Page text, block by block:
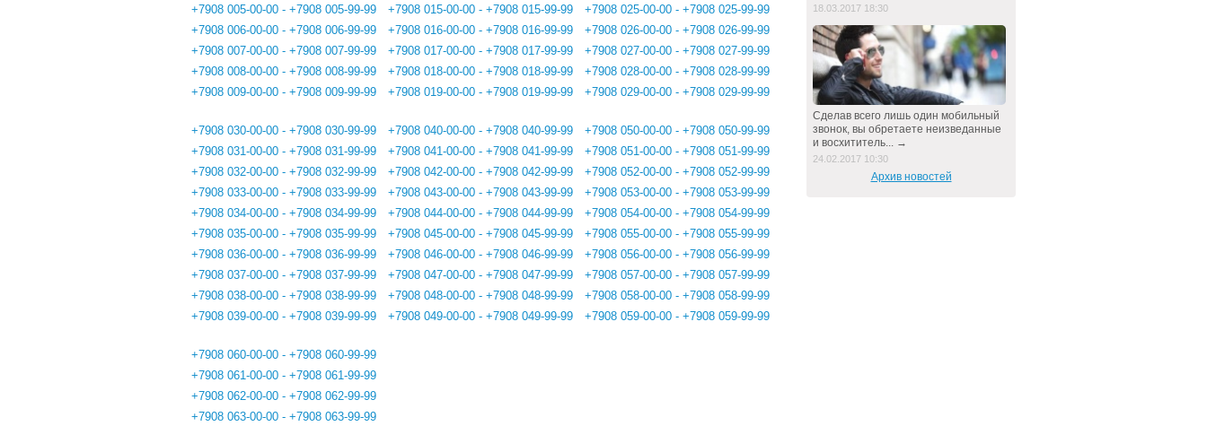
+7908 005-00-00 - +7908 005-99-99
+7908 006-00-00 - +7908 006-99-99
+7908 007-00-00 - +7908 007-99-99
+7908 008-00-00 - +7908 008-99-99
+7908 009-00-00 - +7908 009-99-99
+7908 015-00-00 - +7908 015-99-99
+7908 016-00-00 - +7908 016-99-99
+7908 017-00-00 - +7908 017-99-99
+7908 018-00-00 - +7908 018-99-99
+7908 019-00-00 - +7908 019-99-99
+7908 025-00-00 - +7908 025-99-99
+7908 026-00-00 - +7908 026-99-99
+7908 027-00-00 - +7908 027-99-99
+7908 028-00-00 - +7908 028-99-99
+7908 029-00-00 - +7908 029-99-99
+7908 030-00-00 - +7908 030-99-99
+7908 031-00-00 - +7908 031-99-99
+7908 032-00-00 - +7908 032-99-99
+7908 033-00-00 - +7908 033-99-99
+7908 034-00-00 - +7908 034-99-99
+7908 035-00-00 - +7908 035-99-99
+7908 036-00-00 - +7908 036-99-99
+7908 037-00-00 - +7908 037-99-99
+7908 038-00-00 - +7908 038-99-99
+7908 039-00-00 - +7908 039-99-99
+7908 040-00-00 - +7908 040-99-99
+7908 041-00-00 - +7908 041-99-99
+7908 042-00-00 - +7908 042-99-99
+7908 043-00-00 - +7908 043-99-99
+7908 044-00-00 - +7908 044-99-99
+7908 045-00-00 - +7908 045-99-99
+7908 046-00-00 - +7908 046-99-99
+7908 047-00-00 - +7908 047-99-99
+7908 048-00-00 - +7908 048-99-99
+7908 049-00-00 - +7908 049-99-99
+7908 050-00-00 - +7908 050-99-99
+7908 051-00-00 - +7908 051-99-99
+7908 052-00-00 - +7908 052-99-99
+7908 053-00-00 - +7908 053-99-99
+7908 054-00-00 - +7908 054-99-99
+7908 055-00-00 - +7908 055-99-99
+7908 056-00-00 - +7908 056-99-99
+7908 057-00-00 - +7908 057-99-99
+7908 058-00-00 - +7908 058-99-99
+7908 059-00-00 - +7908 059-99-99
+7908 060-00-00 - +7908 060-99-99
+7908 061-00-00 - +7908 061-99-99
+7908 062-00-00 - +7908 062-99-99
+7908 063-00-00 - +7908 063-99-99
18.03.2017 18:30
Сделав всего лишь один мобильный
звонок, вы обретаете неизведанные
и восхититель... →
24.02.2017 10:30
Архив новостей